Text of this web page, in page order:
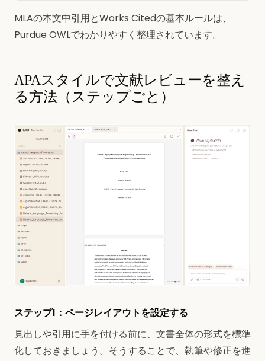
MLAの本文中引用とWorks Citedの基本ルールは、
Purdue OWLでわかりやすく整理されています。
APAスタイルで文献レビューを整え
る方法（ステップごと）
ステップ1：ページレイアウトを設定する
見出しや引用に手を付ける前に、文書全体の形式を標準
化しておきましょう。そうすることで、執筆や修正を進